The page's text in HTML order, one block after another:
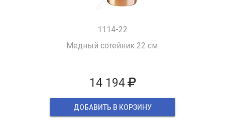
1114-22
Медный сотейник 22 см.
14 194
ДОБАВИТЬ В КОРЗИНУ